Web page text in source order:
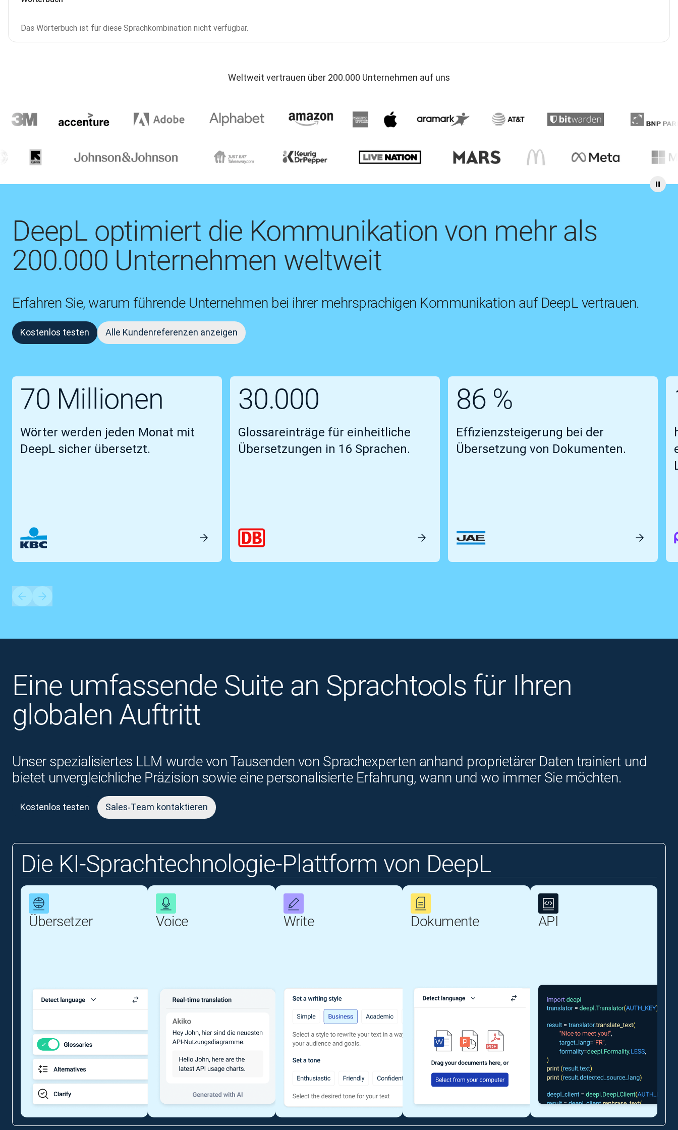
Das Wörterbuch ist für diese Sprachkombination nicht verfügbar.
Weltweit vertrauen über 200.000 Unternehmen auf uns
DeepL optimiert die Kommunikation von mehr als
200.000 Unternehmen weltweit
Erfahren Sie, warum führende Unternehmen bei ihrer mehrsprachigen Kommunikation auf DeepL vertrauen.
Kostenlos testen Alle Kundenreferenzen anzeigen
70 Millionen
Wörter werden jeden Monat mit
DeepL sicher übersetzt.
30.000
Glossareinträge für einheitliche
Übersetzungen in 16 Sprachen.
86 %
Effizienzsteigerung bei der
Übersetzung von Dokumenten.
Eine umfassende Suite an Sprachtools für Ihren
globalen Auftritt
Unser spezialisiertes LLM wurde von Tausenden von Sprachexperten anhand proprietärer Daten trainiert und
bietet unvergleichliche Präzision sowie eine personalisierte Erfahrung, wann und wo immer Sie möchten.
Kostenlos testen Sales‑Team kontaktieren
Die KI‑Sprachtechnologie-Plattform von DeepL
Übersetzer Voice Write Dokumente API